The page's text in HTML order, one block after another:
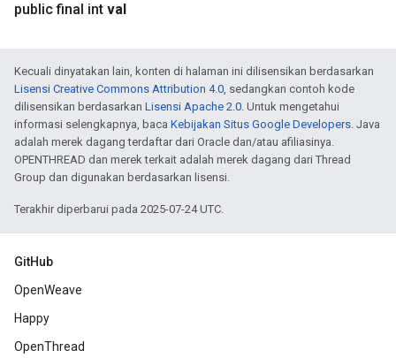
public final int val
Kecuali dinyatakan lain, konten di halaman ini dilisensikan berdasarkan
Lisensi Creative Commons Attribution 4.0, sedangkan contoh kode
dilisensikan berdasarkan Lisensi Apache 2.0. Untuk mengetahui
informasi selengkapnya, baca Kebijakan Situs Google Developers. Java
adalah merek dagang terdaftar dari Oracle dan/atau afiliasinya.
OPENTHREAD dan merek terkait adalah merek dagang dari Thread
Group dan digunakan berdasarkan lisensi.
Terakhir diperbarui pada 2025-07-24 UTC.
GitHub
OpenWeave
Happy
OpenThread